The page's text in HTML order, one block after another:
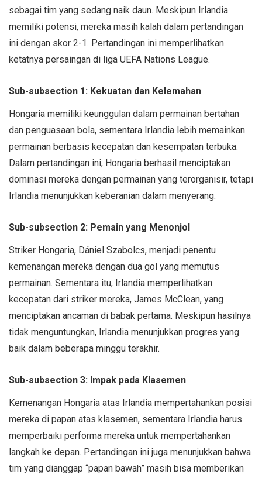
sebagai tim yang sedang naik daun. Meskipun Irlandia
memiliki potensi, mereka masih kalah dalam pertandingan
ini dengan skor 2-1. Pertandingan ini memperlihatkan
ketatnya persaingan di liga UEFA Nations League.
Sub-subsection 1: Kekuatan dan Kelemahan
Hongaria memiliki keunggulan dalam permainan bertahan
dan penguasaan bola, sementara Irlandia lebih memainkan
permainan berbasis kecepatan dan kesempatan terbuka.
Dalam pertandingan ini, Hongaria berhasil menciptakan
dominasi mereka dengan permainan yang terorganisir, tetapi
Irlandia menunjukkan keberanian dalam menyerang.
Sub-subsection 2: Pemain yang Menonjol
Striker Hongaria, Dániel Szabolcs, menjadi penentu
kemenangan mereka dengan dua gol yang memutus
permainan. Sementara itu, Irlandia memperlihatkan
kecepatan dari striker mereka, James McClean, yang
menciptakan ancaman di babak pertama. Meskipun hasilnya
tidak menguntungkan, Irlandia menunjukkan progres yang
baik dalam beberapa minggu terakhir.
Sub-subsection 3: Impak pada Klasemen
Kemenangan Hongaria atas Irlandia mempertahankan posisi
mereka di papan atas klasemen, sementara Irlandia harus
memperbaiki performa mereka untuk mempertahankan
langkah ke depan. Pertandingan ini juga menunjukkan bahwa
tim yang dianggap “papan bawah” masih bisa memberikan